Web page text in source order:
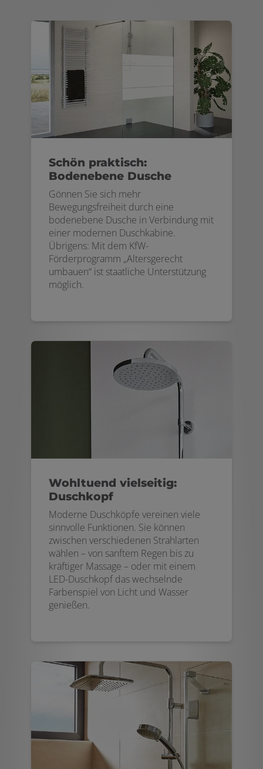
Schön praktisch:
Bodenebene Dusche
Gönnen Sie sich mehr
Bewegungsfreiheit durch eine
bodenebene Dusche in Verbindung mit
einer modernen Duschkabine.
Übrigens: Mit dem KfW-
Förderprogramm „Altersgerecht
umbauen“ ist staatliche Unterstützung
möglich.
Wohltuend vielseitig:
Duschkopf
Moderne Duschköpfe vereinen viele
sinnvolle Funktionen. Sie können
zwischen verschiedenen Strahlarten
wählen – von sanftem Regen bis zu
kräftiger Massage – oder mit einem
LED-Duschkopf das wechselnde
Farbenspiel von Licht und Wasser
genießen.